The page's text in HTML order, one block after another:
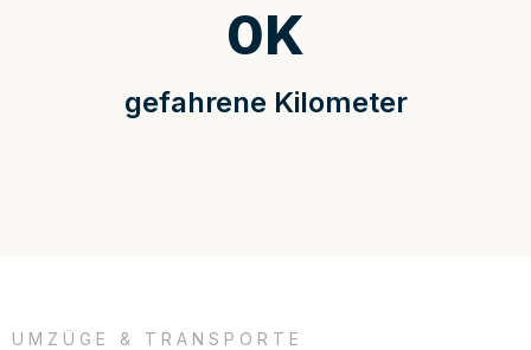
gefahrene Kilometer
0K
UMZÜGE & TRANSPORTE